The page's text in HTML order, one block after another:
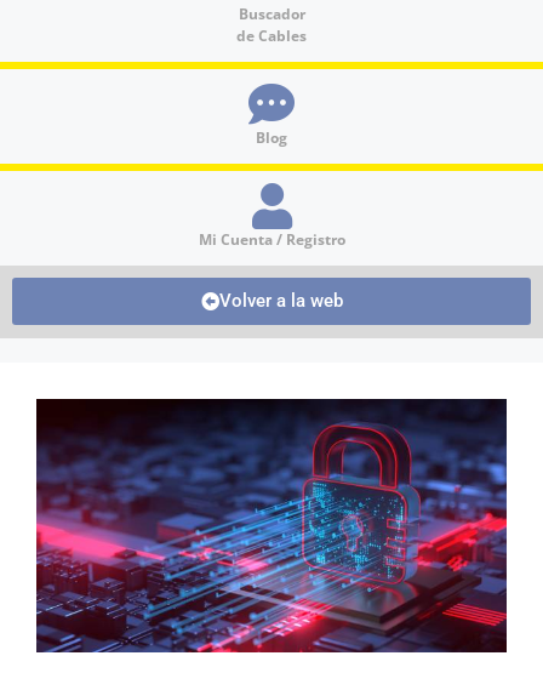
Buscador
de Cables
Blog
Mi Cuenta / Registro
Volver a la web